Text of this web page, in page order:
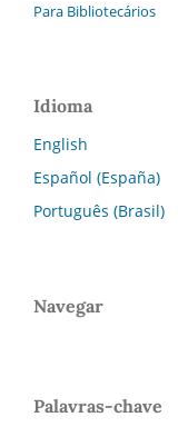
Para Bibliotecários
Idioma
English
Español (España)
Português (Brasil)
Navegar
Palavras-chave